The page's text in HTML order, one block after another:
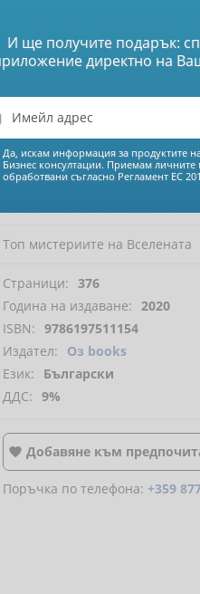
€ 1170
2289 лева
Топ мистериите на Вселената
Страници: 376
Година на издаване: 2020
ISBN: 9786197511154
Издател:
Оз books
Език:
Български
ДДС: 9%
 Добавяне към
Поръчка по телефона: +359
И ще получите подарък:
директно на
Да, искам информация за продуктите
Бизнес консултации. Приемам
обработвани съгласно Регламент ЕС